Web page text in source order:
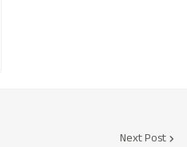
Next Post